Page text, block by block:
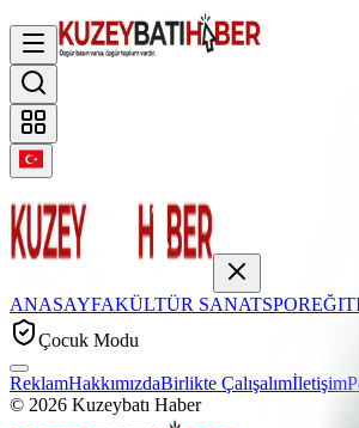
ANASAYFAKÜLTÜR SANATSPOR
Çocuk Modu
ReklamHakkımızdaBirlikte Çalışalımİletişim
© 2026 Kuzeybatı Haber